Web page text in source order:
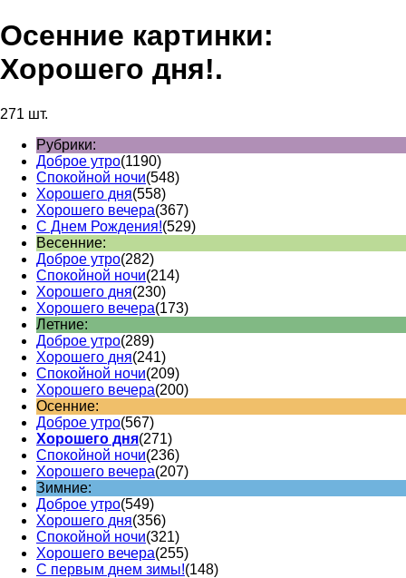
Осенние картинки:
Хорошего дня!.
271 шт.
Рубрики:
Доброе утро(1190)
Спокойной ночи(548)
Хорошего дня(558)
Хорошего вечера(367)
С Днем Рождения!(529)
Весенние:
Доброе утро(282)
Спокойной ночи(214)
Хорошего дня(230)
Хорошего вечера(173)
Летние:
Доброе утро(289)
Хорошего дня(241)
Спокойной ночи(209)
Хорошего вечера(200)
Осенние:
Доброе утро(567)
Хорошего дня(271)
Спокойной ночи(236)
Хорошего вечера(207)
Зимние:
Доброе утро(549)
Хорошего дня(356)
Спокойной ночи(321)
Хорошего вечера(255)
С первым днем зимы!(148)